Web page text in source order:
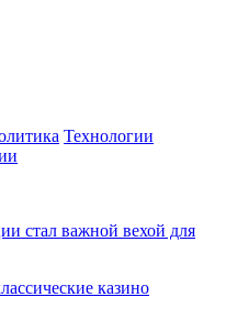
Технологии
стал важной вехой для
казино